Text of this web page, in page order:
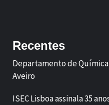
Recentes
Departamento de
Aveiro
ISEC Lisboa assinala 35